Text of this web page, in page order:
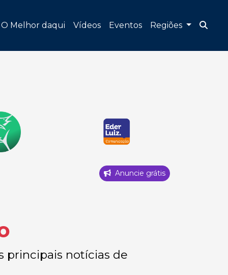
O Melhor daqui Vídeos Eventos Regiões
Anuncie grátis
principais notícias de